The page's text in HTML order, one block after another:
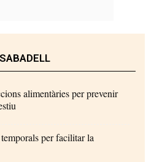
alimentàries per prevenir
per facilitar la